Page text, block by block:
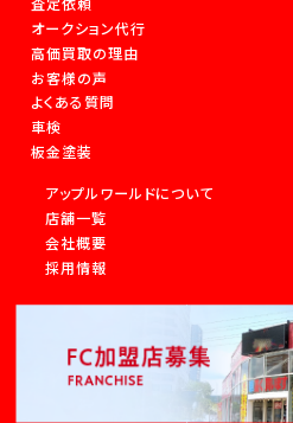
オークション代行
高価買取の理由
お客様の声
よくある質問
車検
板金塗装
アップルワールドについて
店舗一覧
会社概要
採用情報